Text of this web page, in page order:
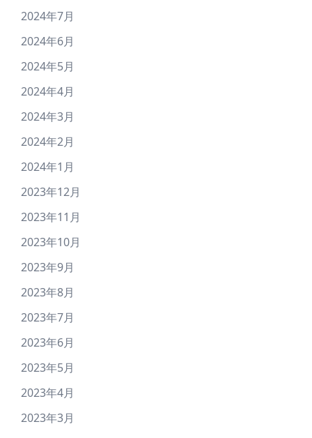
2024年7月
2024年6月
2024年5月
2024年4月
2024年3月
2024年2月
2024年1月
2023年12月
2023年11月
2023年10月
2023年9月
2023年8月
2023年7月
2023年6月
2023年5月
2023年4月
2023年3月